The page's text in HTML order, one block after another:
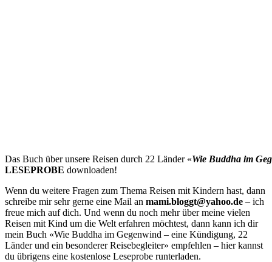
Das Buch über unsere Reisen durch 22 Länder «Wie Buddha im
LESEPROBE downloaden!
Wenn du weitere Fragen zum Thema Reisen mit Kindern hast, dann
schreibe mir sehr gerne eine Mail an mami.bloggt@yahoo.de – ich
freue mich auf dich. Und wenn du noch mehr über meine vielen
Reisen mit Kind um die Welt erfahren möchtest, dann kann ich dir
mein Buch «Wie Buddha im Gegenwind – eine Kündigung, 22
Länder und ein besonderer Reisebegleiter» empfehlen – hier kannst
du übrigens eine kostenlose Leseprobe runterladen.